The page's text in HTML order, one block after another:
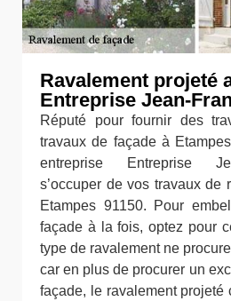
Ravalement projeté
Entreprise Jean-
Réputé pour fournir des
travaux de façade à
entreprise Entreprise
s’occuper de vos travaux de
Etampes 91150. Pour
façade à la fois, optez pour
type de ravalement ne
car en plus de procurer un
façade, le ravalement projeté